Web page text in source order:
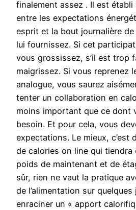
finalement assez . Il est
entre les expectations
esprit et la bout journalière
lui fournissez. Si cet
vous grossissez, s’il est trop
maigrissez. Si vous reprenez
analogue, vous saurez
tenter un collaboration en
moins important que ce dont
besoin. Et pour cela, vous
expectations. Le mieux, c’est
de calories on line qui
poids de maintenant et de
sûr, rien ne vaut la pratique
de l’alimentation sur
enraciner un « apport